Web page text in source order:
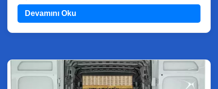
Devamını Oku